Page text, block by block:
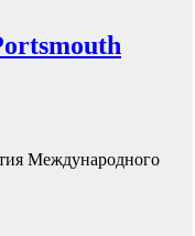
Международного